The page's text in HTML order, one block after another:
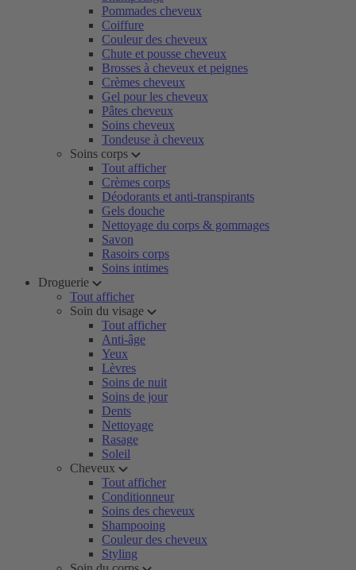
Pommades cheveux
Coiffure
Couleur des cheveux
Chute et pousse cheveux
Brosses à cheveux et peignes
Crèmes cheveux
Gel pour les cheveux
Pâtes cheveux
Soins cheveux
Tondeuse à cheveux
Soins corps
Tout afficher
Crèmes corps
Déodorants et anti-transpirants
Gels douche
Nettoyage du corps & gommages
Savon
Rasoirs corps
Soins intimes
Droguerie
Tout afficher
Soin du visage
Tout afficher
Anti-âge
Yeux
Lèvres
Soins de nuit
Soins de jour
Dents
Nettoyage
Rasage
Soleil
Cheveux
Tout afficher
Conditionneur
Soins des cheveux
Shampooing
Couleur des cheveux
Styling